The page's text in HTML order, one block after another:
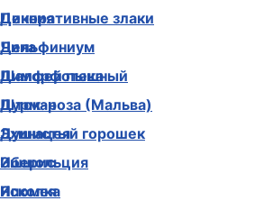
Декоративные злаки
Дельфиниум
Диморфотека
Дурман
Душистый горошек
Иберис
Ипомея
Цинния
Чина
Шалфей пышный
Шток-роза (Мальва)
Эхинацея
Эшшольция
Ясколка